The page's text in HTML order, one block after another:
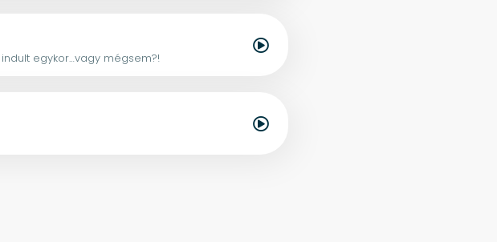
egykor…vagy mégsem?!